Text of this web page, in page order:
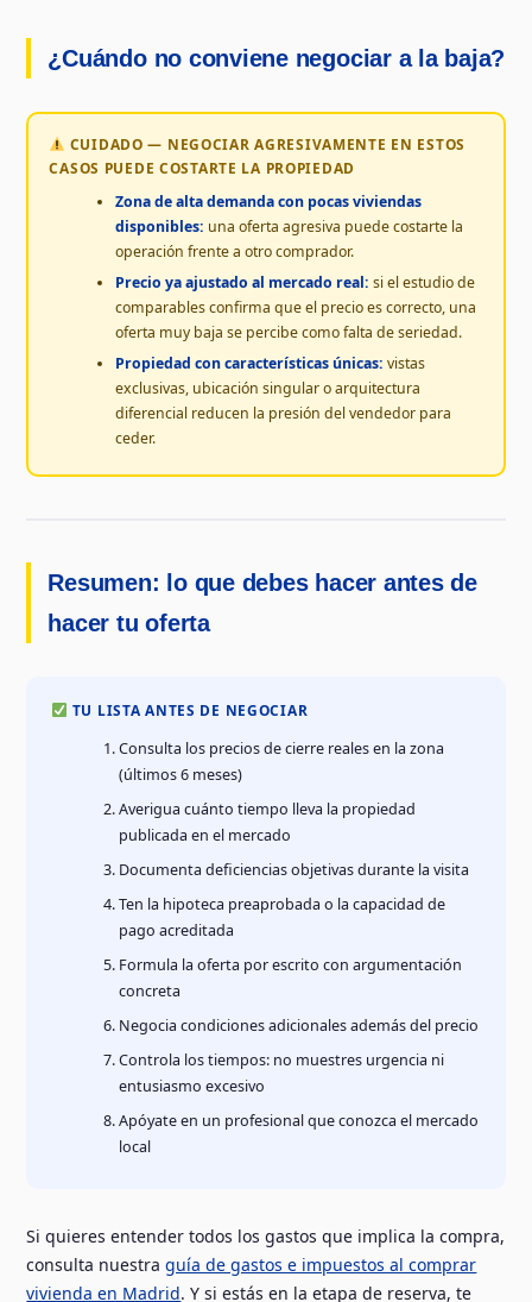
¿Cuándo no conviene negociar a la baja?
CUIDADO — NEGOCIAR AGRESIVAMENTE EN ESTOS
CASOS PUEDE COSTARTE LA PROPIEDAD
Zona de alta demanda con pocas viviendas
disponibles: una oferta agresiva puede costarte la
operación frente a otro comprador.
Precio ya ajustado al mercado real: si el estudio de
comparables confirma que el precio es correcto, una
oferta muy baja se percibe como falta de seriedad.
Propiedad con características únicas: vistas
exclusivas, ubicación singular o arquitectura
diferencial reducen la presión del vendedor para
ceder.
Resumen: lo que debes hacer antes de
hacer tu oferta
TU LISTA ANTES DE NEGOCIAR
Consulta los precios de cierre reales en la zona
(últimos 6 meses)
Averigua cuánto tiempo lleva la propiedad
publicada en el mercado
Documenta deficiencias objetivas durante la visita
Ten la hipoteca preaprobada o la capacidad de
pago acreditada
Formula la oferta por escrito con argumentación
concreta
Negocia condiciones adicionales además del precio
Controla los tiempos: no muestres urgencia ni
entusiasmo excesivo
Apóyate en un profesional que conozca el mercado
local
Si quieres entender todos los gastos que implica la compra,
consulta nuestraguía de gastos e impuestos al comprar
vivienda en Madrid. Y si estás en la etapa de reserva, te